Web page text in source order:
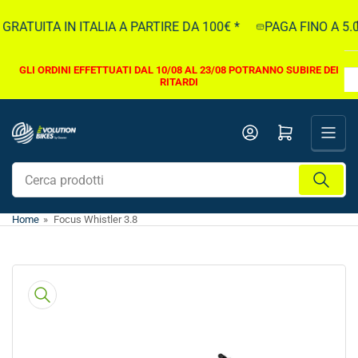
direttamente
contenuti
IN ITALIA A PARTIRE DA 100€ * PAGA FINO A
GLI ORDINI EFFETTUATI DAL 10/08 AL 23/08 POTRANNO SUBIRE DEI
RITARDI
Cerca
prodotti
Apri il mini carrello
Home » Focus Whistler 3.8
direttamente